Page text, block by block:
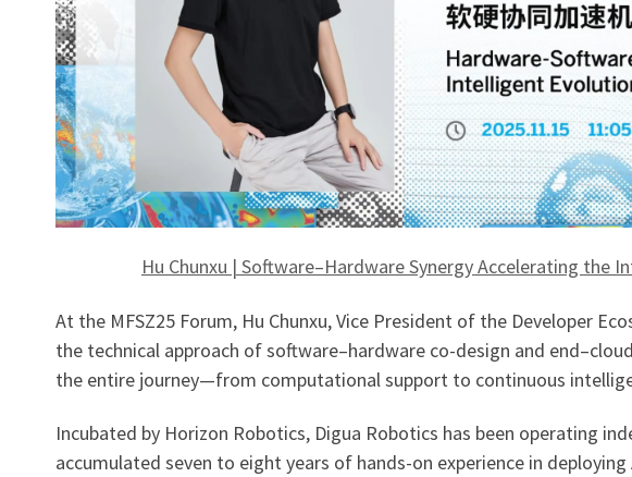
Hu Chunxu | Software–Hardware Synergy Accelerating the
At the MFSZ25 Forum, Hu Chunxu, Vice President of the Developer
the technical approach of software–hardware co-design and
the entire journey—from computational support to continuous
Incubated by Horizon Robotics, Digua Robotics has been operating
accumulated seven to eight years of hands-on experience in